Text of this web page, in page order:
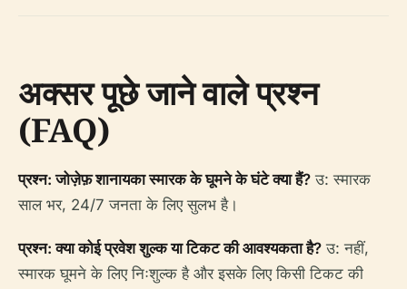
अक्सर पूछे जाने वाले प्रश्न
(FAQ)
प्रश्न: जोज़ेफ़ शानायका स्मारक के घूमने के घंटे क्या हैं? उ: स्मारक
साल भर, 24/7 जनता के लिए सुलभ है।
प्रश्न: क्या कोई प्रवेश शुल्क या टिकट की आवश्यकता है? उ: नहीं,
स्मारक घूमने के लिए निःशुल्क है और इसके लिए किसी टिकट की